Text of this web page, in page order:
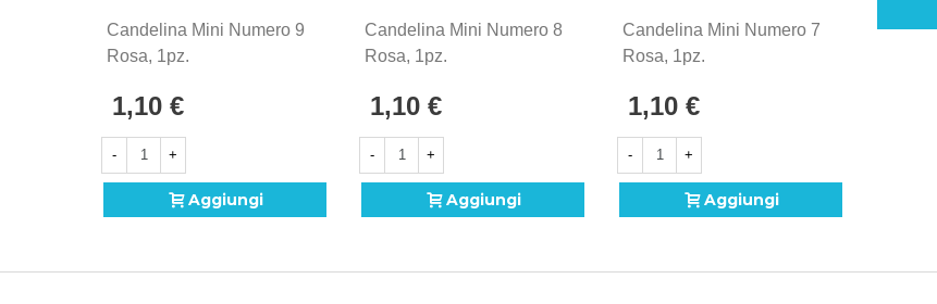
Candelina Mini Numero 9
Rosa, 1pz.
1,10 €
- +
Aggiungi
Candelina Mini Numero 8
Rosa, 1pz.
1,10 €
- +
Aggiungi
Candelina Mini Numero 7
Rosa, 1pz.
1,10 €
- +
Aggiungi